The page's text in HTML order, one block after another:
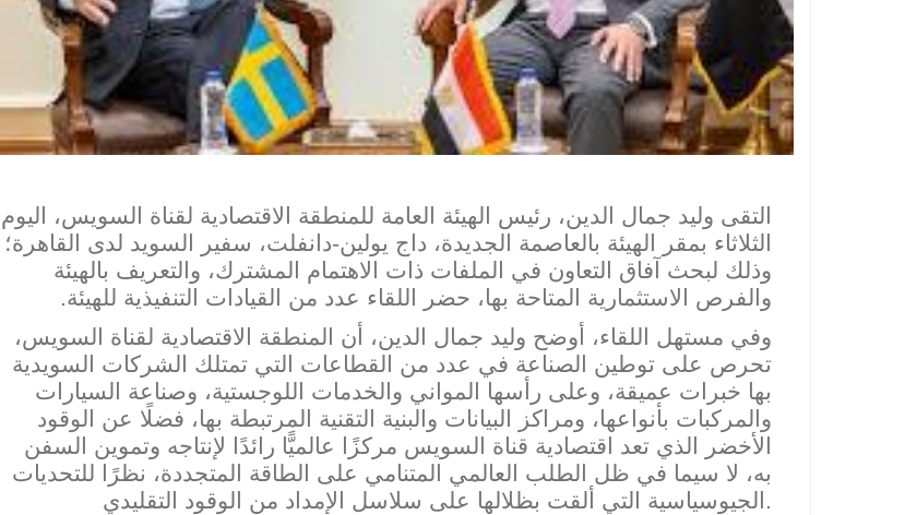
التقى وليد جمال الدين، رئيس الهيئة العامة للمنطقة الاقتصادية لقناة السويس، اليوم
الثلاثاء بمقر الهيئة بالعاصمة الجديدة، داج يولين-دانفلت، سفير السويد لدى القاهرة؛
وذلك لبحث آفاق التعاون في الملفات ذات الاهتمام المشترك، والتعريف بالهيئة
والفرص الاستثمارية المتاحة بها، حضر اللقاء عدد من القيادات التنفيذية للهيئة.
وفي مستهل اللقاء، أوضح وليد جمال الدين، أن المنطقة الاقتصادية لقناة السويس،
تحرص على توطين الصناعة في عدد من القطاعات ا لتي تمتلك الشركات السويدية
بها خبرات عميقة، وعلى رأسها المواني والخدمات اللوجستية، وصناعة السيارات
والمركبات بأنواعها، ومراكز البيانات والبنية التقنية المرتبطة بها، فضلًا عن الوقود
الأخضر الذي تعد اقتصادية قناة السويس مركزًا عالميًّا رائدًا لإنتاجه وتموين السفن
به، لا سيما في ظل الطلب العالمي المتنامي على الطاقة المتجددة، نظرًا للتحديات
الجيوسياسية التي ألقت بظلالها على سلاسل الإمداد من الوقود التقليدي.